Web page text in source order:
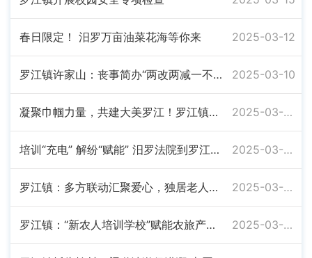
春日限定！ 汨罗万亩油菜花海等你来 2025-03-12
罗江镇许家山：丧事简办“两改两减一不”，推动移风易俗落地见效 2025-03-10
凝聚巾帼力量，共建大美罗江！罗江镇举办庆祝“三八”妇女节座谈会 2025-03-07
培训“充电” 解纷“赋能” 汨罗法院到罗江镇开展法治讲座 2025-03-06
罗江镇：多方联动汇聚爱心，独居老人开启幸福新生活 2025-03-04
罗江镇：“新农人培训学校”赋能农旅产学研融合发展 2025-03-02